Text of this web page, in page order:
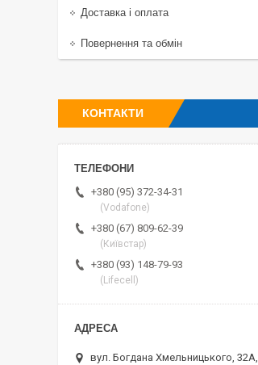
Доставка і оплата
Повернення та обмін
КОНТАКТИ
+380 (95) 372-34-31
(Vodafone)
+380 (67) 809-62-39
(Київстар)
+380 (93) 148-79-93
(Lifecell)
вул. Богдана Хмельницького, 32А,